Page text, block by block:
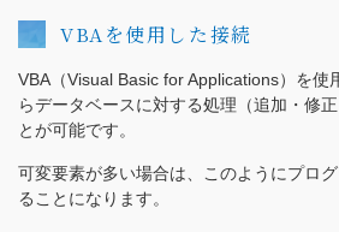
VBAを使用した接続
VBA（Visual Basic for Applications）を使
らデータベースに対する処理（追加・修
とが可能です。
可変要素が多い場合は、このようにプロ
ることになります。